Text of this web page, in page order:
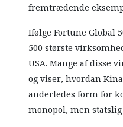
fremtrædende
Ifølge Fortune Global
500 største
USA. Mange af disse
og viser, hvordan
anderledes form for
monopol, men